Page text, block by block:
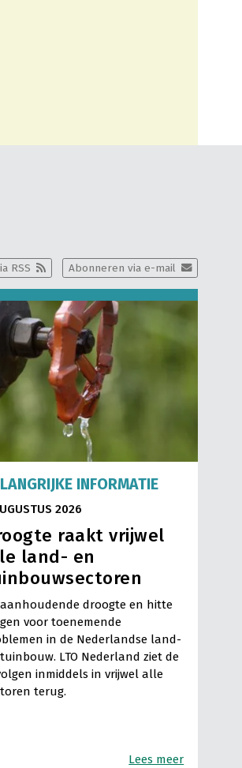
Abonneren via e-mail
RSS
INFORMATIE
2026
raakt vrijwel
land- en
aanhoudende droogte en hitte
voor toenemende
in de Nederlandse land-
LTO Nederland ziet de
inmiddels in vrijwel alle
terug.
Lees meer